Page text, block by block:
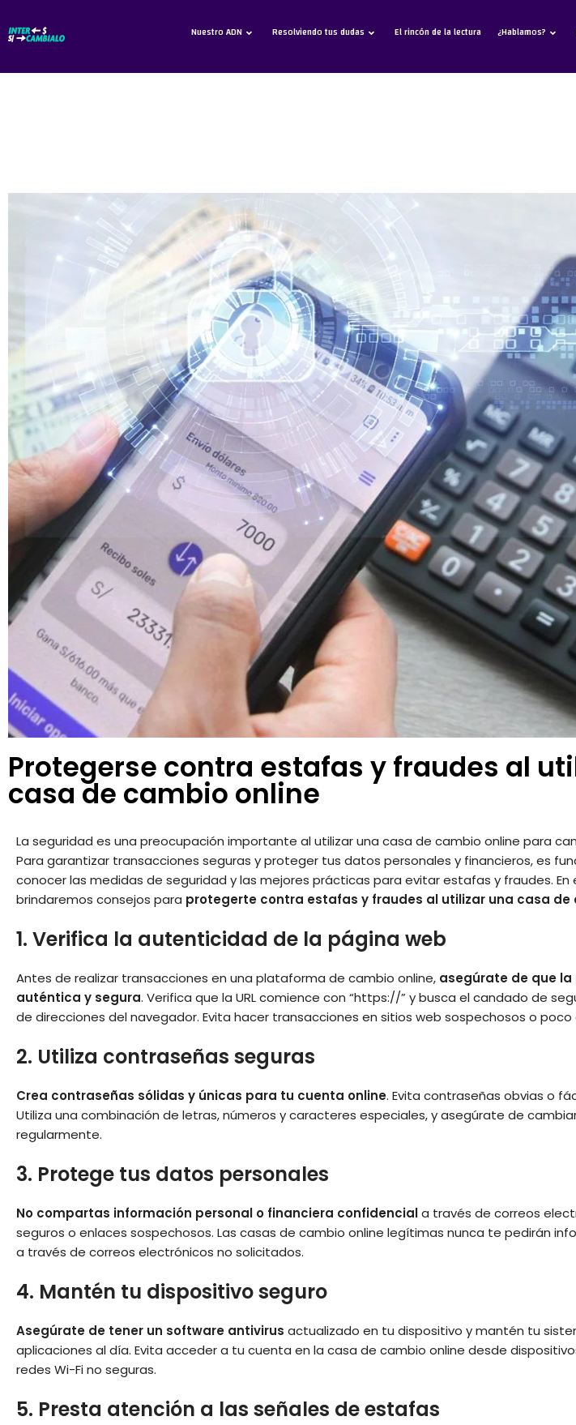
Nuestro ADN Resolviendo tus dudas El rincón de la lectura ¿Hablamos?
Protegerse contra estafas y fraudes al
casa de cambio online
La seguridad es una preocupación importante al utilizar una casa de cambio online para
Para garantizar transacciones seguras y proteger tus datos personales y financieros, es
conocer las medidas de seguridad y las mejores prácticas para evitar estafas y fraudes.
brindaremos consejos para protegerte contra estafas y fraudes al utilizar una casa de
1. Verifica la autenticidad de la página web
Antes de realizar transacciones en una plataforma de cambio online, asegúrate de que
auténtica y segura. Verifica que la URL comience con “https://” y busca el candado de
de direcciones del navegador. Evita hacer transacciones en sitios web sospechosos o poco
2. Utiliza contraseñas seguras
Crea contraseñas sólidas y únicas para tu cuenta online. Evita contraseñas obvias o
Utiliza una combinación de letras, números y caracteres especiales, y asegúrate de
regularmente.
3. Protege tus datos personales
No compartas información personal o financiera confidenciala través de correos
seguros o enlaces sospechosos. Las casas de cambio online legítimas nunca te pedirán
a través de correos electrónicos no solicitados.
4. Mantén tu dispositivo seguro
Asegúrate de tener un software antivirus actualizado en tu dispositivo y mantén tu
aplicaciones al día. Evita acceder a tu cuenta en la casa de cambio online desde
redes Wi-Fi no seguras.
5. Presta atención a las señales de estafas